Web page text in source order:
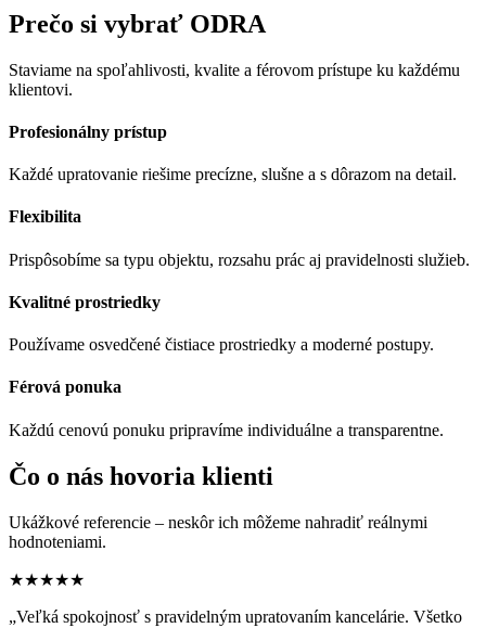
Prečo si vybrať ODRA
Staviame na spoľahlivosti, kvalite a férovom prístupe ku každému
klientovi.
Profesionálny prístup
Každé upratovanie riešime precízne, slušne a s dôrazom na detail.
Flexibilita
Prispôsobíme sa typu objektu, rozsahu prác aj pravidelnosti služieb.
Kvalitné prostriedky
Používame osvedčené čistiace prostriedky a moderné postupy.
Férová ponuka
Každú cenovú ponuku pripravíme individuálne a transparentne.
Čo o nás hovoria klienti
Ukážkové referencie – neskôr ich môžeme nahradiť reálnymi
hodnoteniami.
★★★★★
„Veľká spokojnosť s pravidelným upratovaním kancelárie. Všetko